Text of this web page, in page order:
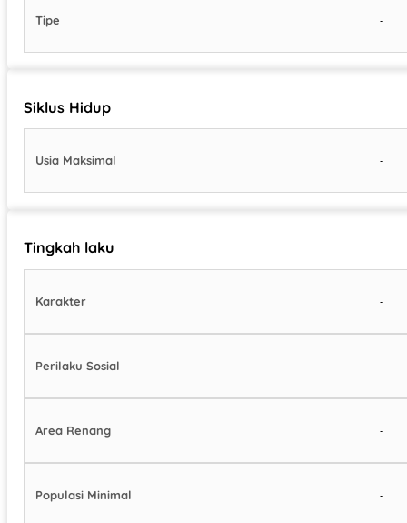
Tipe -
Siklus Hidup
Usia Maksimal -
Tingkah laku
Karakter -
Perilaku Sosial -
Area Renang -
Populasi Minimal -